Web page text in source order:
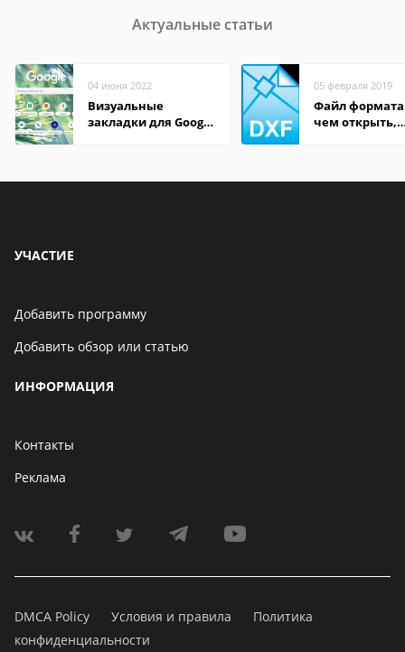
Актуальные статьи
04 июня 2022
Визуальные
закладки для Google
05 февраля 2019
Файл формата
чем открыть,
УЧАСТИЕ
Добавить программу
Добавить обзор или статью
ИНФОРМАЦИЯ
Контакты
Реклама
DMCA Policy Условия и правила
Политика
конфиденциальности